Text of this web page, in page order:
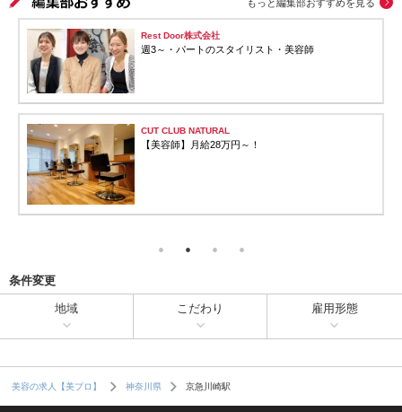
もっと編集部おすすめを見る
Rest Door株式会社
週3～・パートのスタイリスト・美容師
CUT CLUB NATURAL
【美容師】月給28万円～！
条件変更
地域 こだわり 雇用形態
美容の求人【美プロ】 神奈川県 京急川崎駅